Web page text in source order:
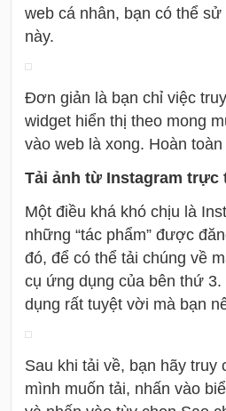
web cá nhân, bạn có thể
này.
Đơn giản là bạn chỉ việc
widget hiển thị theo mong
vào web là xong. Hoàn
Tải ảnh từ Instagram trực
Một điều khá khó chịu là
những “tác phẩm” được
đó, để có thể tải chúng về
cụ ứng dụng của bên thứ
dụng rất tuyệt vời mà bạn
Sau khi tải về, bạn hãy truy
mình muốn tải, nhấn vào